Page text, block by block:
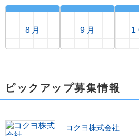
8月 9月
ピックアップ募集情報
コクヨ株式会社